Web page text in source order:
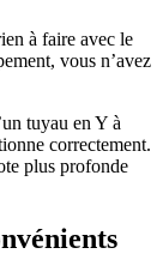
à faire avec le
vous n’avez
tuyau en Y à
correctement.
plus profonde